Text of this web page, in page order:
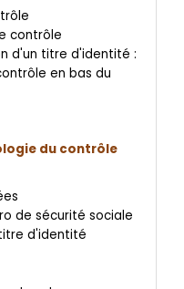
contrôle
d'un titre d'identité :
en bas du
du contrôle
de sécurité sociale
d'identité